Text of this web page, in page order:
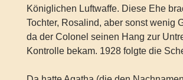
Königlichen Luftwaffe. Diese Ehe
Tochter, Rosalind, aber sonst wenig
da der Colonel seinen Hang zur
Kontrolle bekam. 1928 folgte die